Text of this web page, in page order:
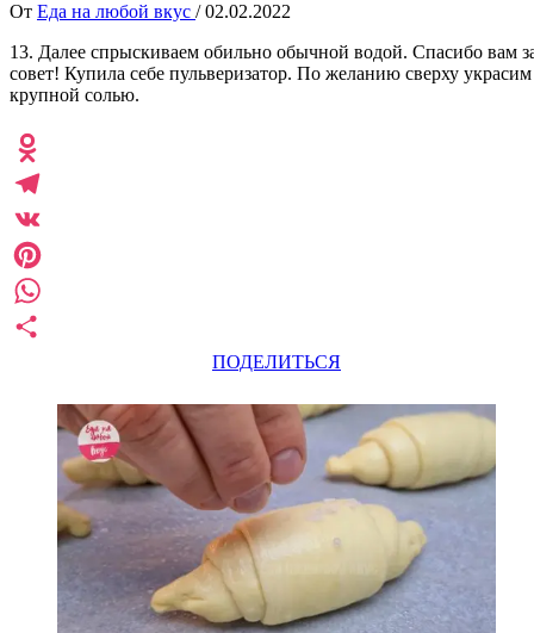
От Еда на любой вкус /02.02.2022
13. Далее спрыскиваем обильно обычной водой. Спасибо вам
совет! Купила себе пульверизатор. По желанию сверху украсим
крупной солью.
ПОДЕЛИТЬСЯ